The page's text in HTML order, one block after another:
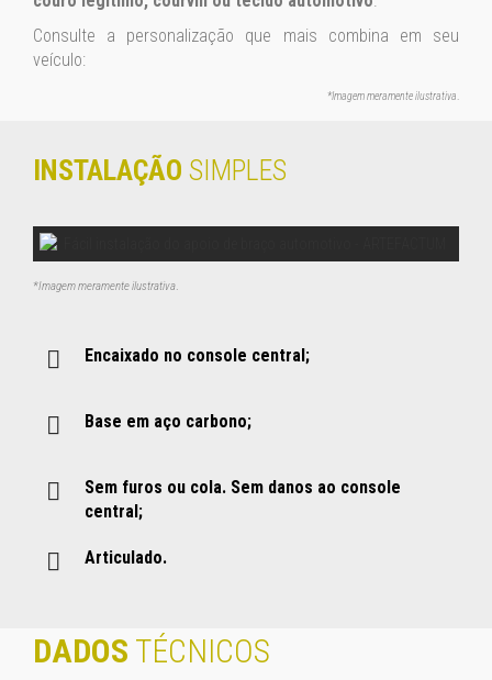
Consulte a personalização que mais combina em seu
veículo:
*Imagem meramente ilustrativa.
INSTALAÇÃO SIMPLES
*Imagem meramente ilustrativa.
Encaixado no console central;
Base em aço carbono;
Sem furos ou cola. Sem danos ao console
central;
Articulado.
DADOS TÉCNICOS